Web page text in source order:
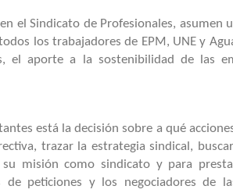
el Sindicato de Profesionales, asumen
los trabajadores de EPM, UNE y
el aporte a la sostenibilidad de las
está la decisión sobre a qué
trazar la estrategia sindical,
su misión como sindicato y para
peticiones y los negociadores de